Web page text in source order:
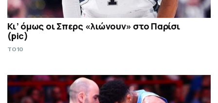
Κι’ όμως οι Σπερς «λιώνουν» στο Παρίσι
(pic)
TO10